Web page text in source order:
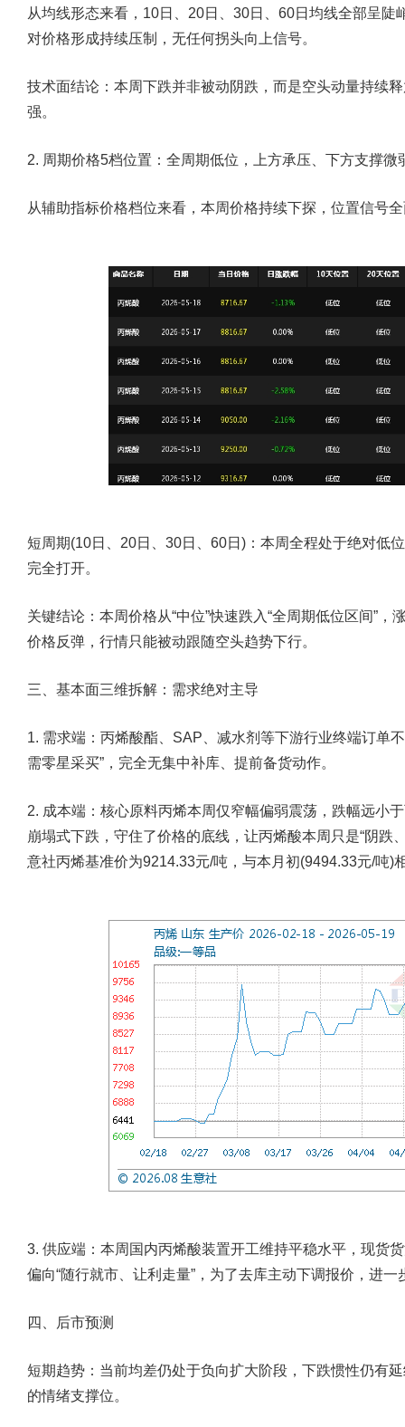
从均线形态来看，10日、20日、30日、60日均线全部呈
对价格形成持续压制，无任何拐头向上信号。
技术面结论：本周下跌并非被动阴跌，而是空头动量持续
强。
2. 周期价格5档位置：全周期低位，上方承压、下方支撑微
从辅助指标价格档位来看，本周价格持续下探，位置信号
短周期(10日、20日、30日、60日)：本周全程处于绝对低
完全打开。
关键结论：本周价格从“中位”快速跌入“全周期低位区间”
价格反弹，行情只能被动跟随空头趋势下行。
三、基本面三维拆解：需求绝对主导
1. 需求端： 丙烯酸酯、SAP、减水剂等下游行业终端订单
需零星采买”，完全无集中补库、提前备货动作。
2. 成本端： 核心原料丙烯本周仅窄幅偏弱震荡，跌幅远小
崩塌式下跌，守住了价格的底线，让丙烯酸本周只是“阴跌
意社丙烯基准价为9214.33元/吨，与本月初(9494.33元/吨)
3. 供应端： 本周国内丙烯酸装置开工维持平稳水平，现货
偏向“随行就市、让利走量”，为了去库主动下调报价，进
四、后市预测
短期趋势：当前均差仍处于负向扩大阶段，下跌惯性仍有
的情绪支撑位。